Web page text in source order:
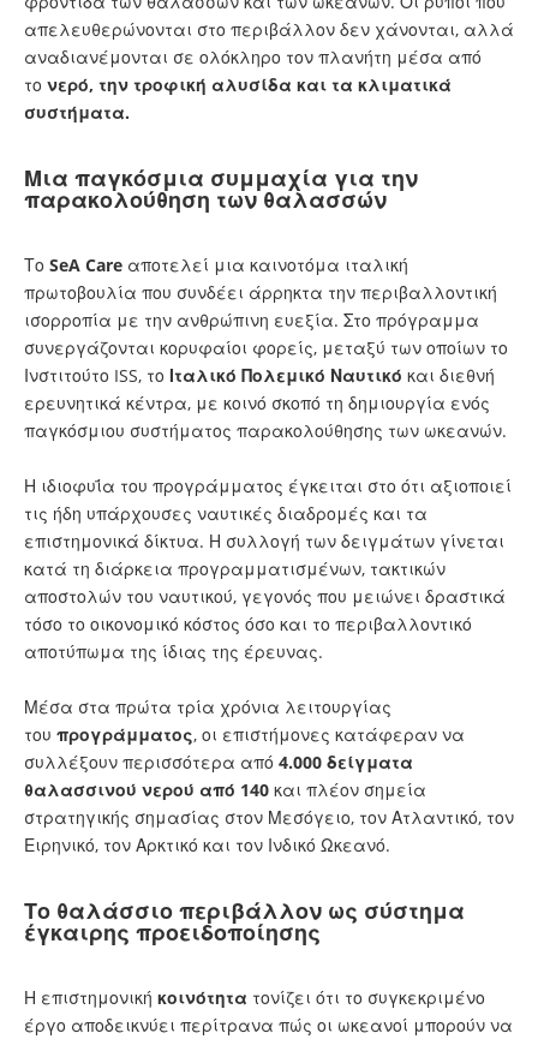
απελευθερώνονται στο περιβάλλον δεν χάνονται, αλλά
αναδιανέμονται σε ολόκληρο τον πλανήτη μέσα από
το νερό, την τροφική αλυσίδα και τα κλιματικά
συστήματα.
Μια παγκόσμια συμμαχία για την
παρακολούθηση των θαλασσών
Το SeA Care αποτελεί μια καινοτόμα ιταλική
πρωτοβουλία που συνδέει άρρηκτα την περιβαλλοντική
ισορροπία με την ανθρώπινη ευεξία. Στο πρόγραμμα
συνεργάζονται κορυφαίοι φορείς, μεταξύ των οποίων το
Ινστιτούτο ISS, το Ιταλικό Πολεμικό Ναυτικό και διεθνή
ερευνητικά κέντρα, με κοινό σκοπό τη δημιουργία ενός
παγκόσμιου συστήματος παρακολούθησης των ωκεανών.
Η ιδιοφυΐα του προγράμματος έγκειται στο ότι αξιοποιεί
τις ήδη υπάρχουσες ναυτικές διαδρομές και τα
επιστημονικά δίκτυα. Η συλλογή των δειγμάτων γίνεται
κατά τη διάρκεια προγραμματισμένων, τακτικών
αποστολών του ναυτικού, γεγονός που μειώνει δραστικά
τόσο το οικονομικό κόστος όσο και το περιβαλλοντικό
αποτύπωμα της ίδιας της έρευνας.
Μέσα στα πρώτα τρία χρόνια λειτουργίας
του προγράμματος, οι επιστήμονες κατάφεραν να
συλλέξουν περισσότερα από 4.000 δείγματα
θαλασσινού νερού από 140 και πλέον σημεία
στρατηγικής σημασίας στον Μεσόγειο, τον Ατλαντικό, τον
Ειρηνικό, τον Αρκτικό και τον Ινδικό Ωκεανό.
Το θαλάσσιο περιβάλλον ως σύστημα
έγκαιρης προειδοποίησης
Η επιστημονική κοινότητα τονίζει ότι το συγκεκριμένο
έργο αποδεικνύει περίτρανα πώς οι ωκεανοί μπορούν να